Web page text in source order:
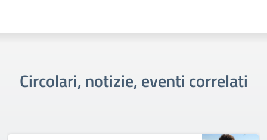
Circolari, notizie, eventi correlati